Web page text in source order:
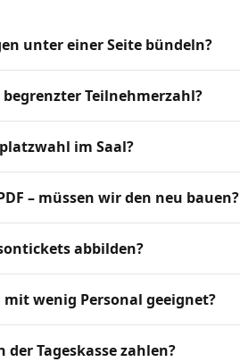
unter einer Seite bündeln?
Teilnehmerzahl?
im Saal?
– müssen wir den neu bauen?
abbilden?
wenig Personal geeignet?
Tageskasse zahlen?